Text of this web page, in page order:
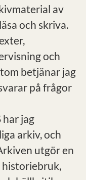
av
och skriva.
och
betjänar jag
på frågor
har jag
arkiv, och
utgör en